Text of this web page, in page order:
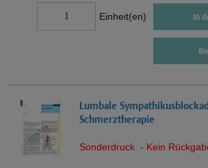
Einheit(en) In
Lumbale
Schmerztherapie
Sonderdruck - Kein